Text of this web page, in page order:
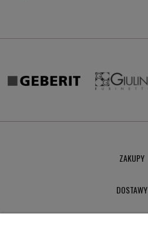
ZAKUPY
DOSTAWY